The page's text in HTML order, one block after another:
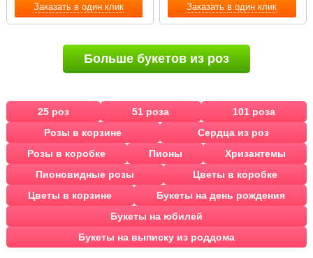
Заказать в один клик Заказать в один клик
Больше букетов из роз
25 роз 51 роза
101 роза
Розы в корзине
Сердца из роз
Розы в коробке
Пионы
Хризантемы
Пионовидные розы
Цветы в коробке
Цветы в корзине
Букеты на день рождения
Букеты на юбилей
Букеты на выписку из роддома